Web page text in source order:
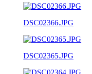
DSC02366.JPG
DSC02365.JPG